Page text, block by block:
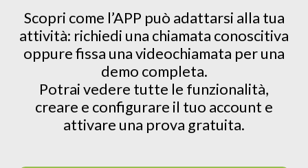
Scopri come l’APP può adattarsi alla tua
attività: richiedi una chiamata conoscitiva
oppure fissa una videochiamata per una
demo completa.
Potrai vedere tutte le funzionalità,
creare e configurare il tuo account e
attivare una prova gratuita.